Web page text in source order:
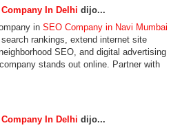
In Delhi dijo...
in SEO Company in Navi Mumbai
rankings, extend internet site
SEO, and digital advertising
stands out online. Partner with
In Delhi dijo...